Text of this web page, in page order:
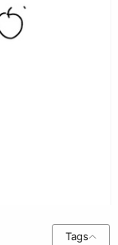
Tags